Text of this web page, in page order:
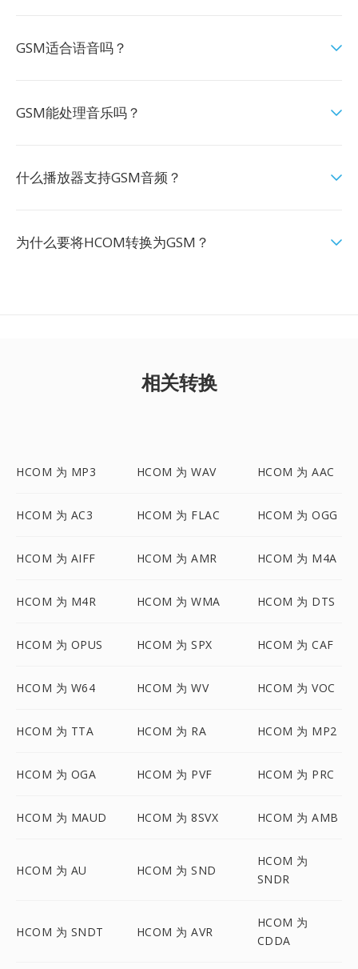
GSM适合语音吗？
GSM能处理音乐吗？
什么播放器支持GSM音频？
为什么要将HCOM转换为GSM？
相关转换
HCOM 为 MP3 HCOM 为 WAV HCOM 为 AAC
HCOM 为 AC3 HCOM 为 FLAC HCOM 为 OGG
HCOM 为 AIFF HCOM 为 AMR HCOM 为 M4A
HCOM 为 M4R HCOM 为 WMA HCOM 为 DTS
HCOM 为 OPUS HCOM 为 SPX HCOM 为 CAF
HCOM 为 W64 HCOM 为 WV HCOM 为 VOC
HCOM 为 TTA HCOM 为 RA HCOM 为 MP2
HCOM 为 OGA HCOM 为 PVF HCOM 为 PRC
HCOM 为 MAUD HCOM 为 8SVX HCOM 为 AMB
HCOM 为 AU HCOM 为 SND
HCOM 为
SNDR
HCOM 为 SNDT HCOM 为 AVR
HCOM 为
CDDA